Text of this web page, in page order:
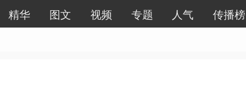
精华 图文 视频 专题 人气 传播榜